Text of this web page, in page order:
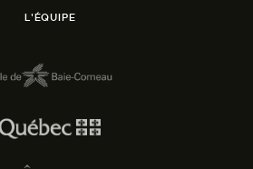
L'ÉQUIPE